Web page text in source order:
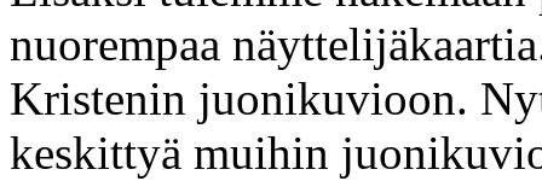
nuorempaa
Kristenin juonikuvioon.
keskittyä muihin